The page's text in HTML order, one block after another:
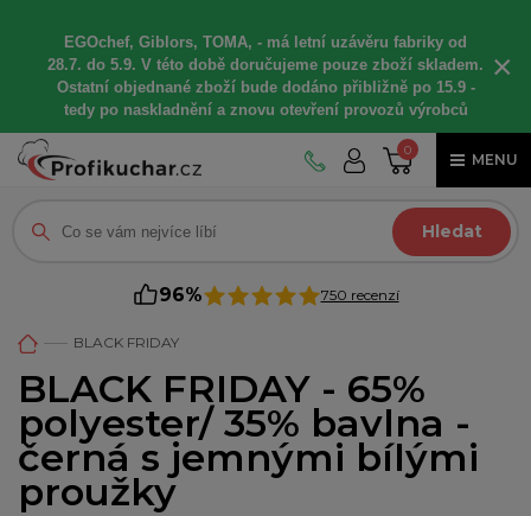
EGOchef, Giblors, TOMA, - má letní uzávěru fabriky od
28.7. do 5.9. V této době doručujeme pouze zboží skladem.
Ostatní objednané zboží bude dodáno přibližně po 15.9 -
tedy po naskladnění a znovu otevření provozů výrobců
×
0
MENU
Hledat
96% 750 recenzí
BLACK FRIDAY
BLACK FRIDAY - 65%
polyester/ 35% bavlna -
černá s jemnými bílými
proužky